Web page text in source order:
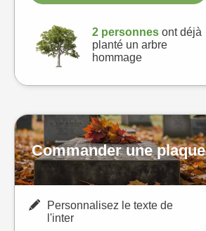
2 personnesont déjà
planté un arbre
hommage
Commander une plaque
Personnalisez le texte de
l'inter